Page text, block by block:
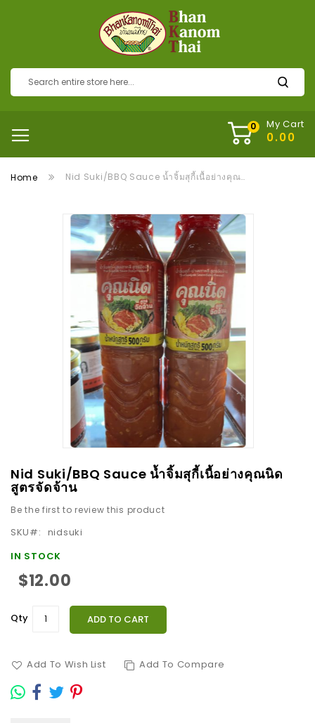
My Cart
Home Nid Suki/BBQ Sauce น้ำจิ้มสุกี้เนื้อย่างคุณนิด สูตรจัดจ้าน
Skip
to
the
end
of
the
images
gallery
Skip
to
beginning
Nid Suki/BBQ Sauce น้ำจิ้มสุกี้เนื้อย่างคุณนิด
สูตรจัดจ้าน
Be the first to review this product
SKU
nidsuki
IN STOCK
$12.00
Qty ADD TO CART
Add To Wish List Add To Compare